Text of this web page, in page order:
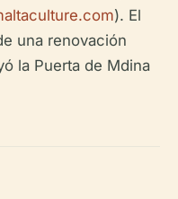
). El
una renovación
la Puerta de Mdina